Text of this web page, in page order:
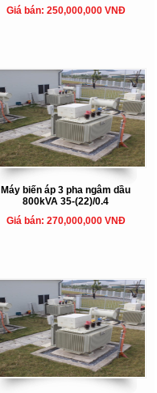
Giá bán: 250,000,000 VNĐ
Máy biến áp 3 pha ngâm dầu
800kVA 35-(22)/0.4
Giá bán: 270,000,000 VNĐ